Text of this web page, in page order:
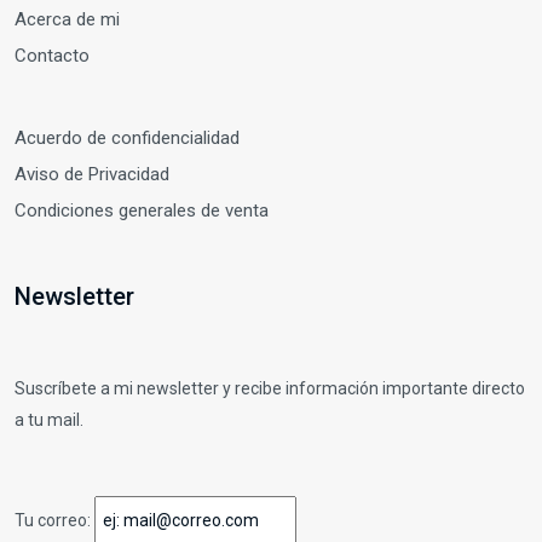
Acerca de mi
Contacto
Acuerdo de confidencialidad
Aviso de Privacidad
Condiciones generales de venta
Newsletter
Suscríbete a mi newsletter y recibe información importante directo
a tu mail.
Tu correo: